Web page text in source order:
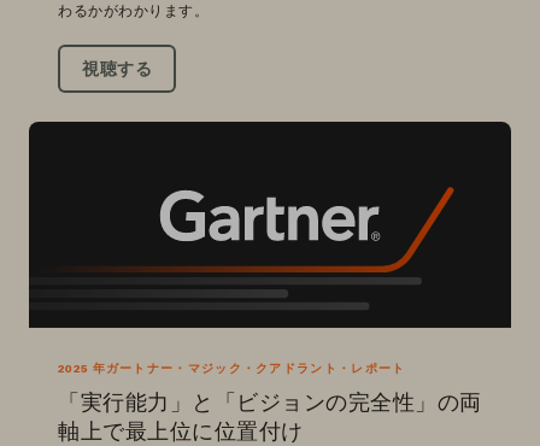
わるかがわかります。
視聴する
2025 年ガートナー・マジック・クアドラント・レポート
「実行能力」と「ビジョンの完全性」の両
軸上で最上位に位置付け